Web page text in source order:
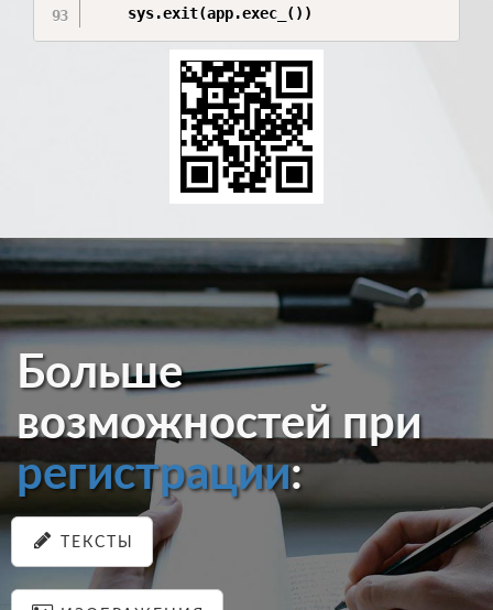
    sys.exit(app.exec_())
Больше
возможностей при
регистрации:
ТЕКСТЫ